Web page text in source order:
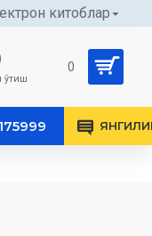
китоблар
ўтиш
0